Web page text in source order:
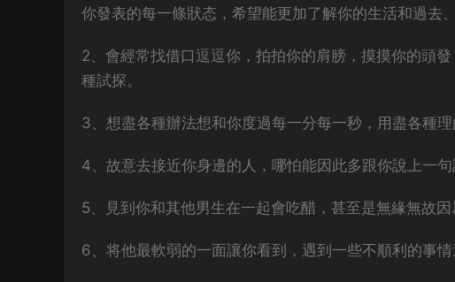
你發表的每一條狀态，希望能更加了解你的生活和過去、
2、會經常找借口逗逗你，拍拍你的肩膀，摸摸你的頭
種試探。
3、想盡各種辦法想和你度過每一分每一秒，用盡各種理
4、故意去接近你身邊的人，哪怕能因此多跟你說上一句
5、見到你和其他男生在一起會吃醋，甚至是無緣無故因
6、将他最軟弱的一面讓你看到，遇到一些不順利的事